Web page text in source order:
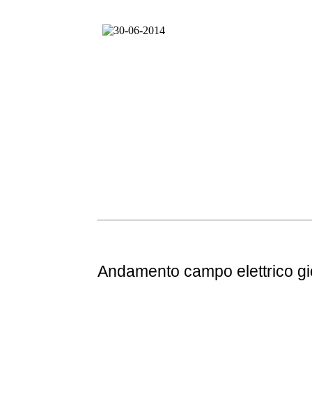
Andamento campo elettrico